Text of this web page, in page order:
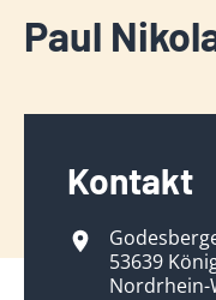
Paul
Kontakt
53639
Nordrhein-